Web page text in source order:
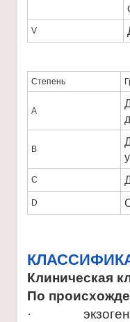
V
Степень
А
B
C
D
Клиническая
По
·